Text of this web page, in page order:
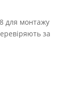
для монтажу
за